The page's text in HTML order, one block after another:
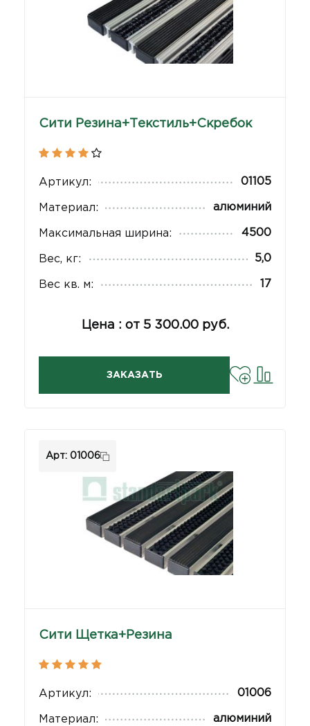
Сити Резина+Текстиль+Скребок
Артикул: 01105
Материал: алюминий
Максимальная ширина: 4500
Вес, кг: 5,0
Вес кв. м: 17
Цена : от 5 300.00 руб.
ЗАКАЗАТЬ
Арт: 01006
Сити Щетка+Резина
Артикул: 01006
Материал: алюминий